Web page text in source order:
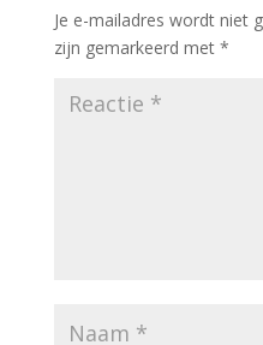
Je e-mailadres wordt niet
zijn gemarkeerd met *